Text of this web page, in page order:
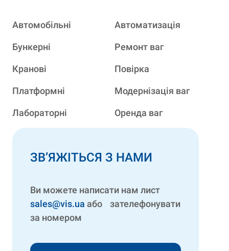
Автомобільні
Бункерні
Кранові
Платформні
Лабораторні
Автоматизація
Ремонт ваг
Повірка
Модернізація ваг
Оренда ваг
ЗВ’ЯЖІТЬСЯ З НАМИ
Ви можете написати нам лист
sales@vis.ua або зателефонувати
за номером